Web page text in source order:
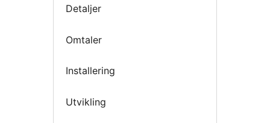
Detaljer
Omtaler
Installering
Utvikling